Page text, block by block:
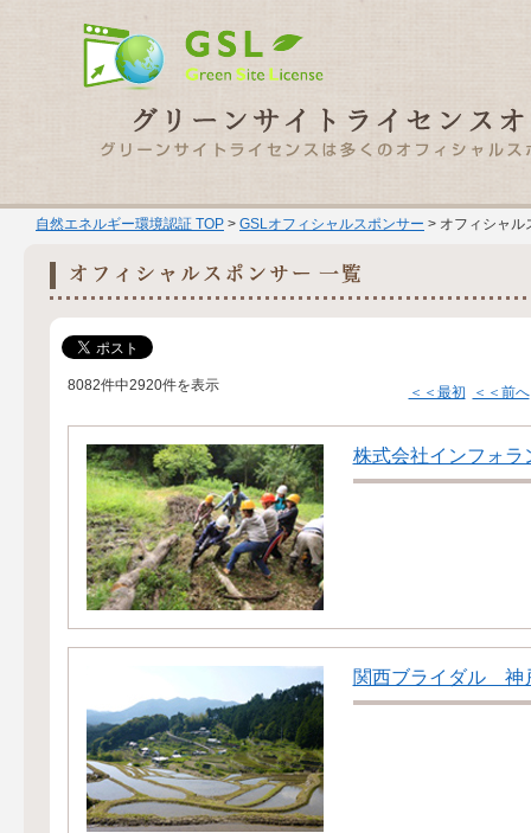
自然エネルギー環境認証 TOP > GSLオフィシャルスポンサー > オフィシャル
8082件中2920件を表示 ＜＜最初 ＜＜前へ
株式会社インフォラ
関西ブライダル 神